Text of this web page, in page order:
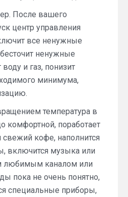
После вашего
центр управления
все ненужные
ненужные
и газ, понизит
минимума,
температура в
комфортной, поработает
свежий кофе, наполнится
включится музыка или
любимым каналом или
пока не очень понятно,
специальные приборы,